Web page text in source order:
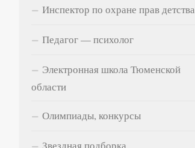
Инспектор по охране прав детства
Педагог — психолог
Электронная школа Тюменской
области
Олимпиады, конкурсы